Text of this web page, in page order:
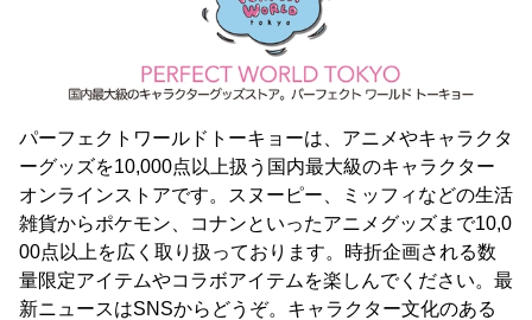
パーフェクトワールドトーキョーは、アニメやキャラクタ
ーグッズを10,000点以上扱う国内最大級のキャラクター
オンラインストアです。スヌーピー、ミッフィなどの生活
雑貨からポケモン、コナンといったアニメグッズまで10,0
00点以上を広く取り扱っております。時折企画される数
量限定アイテムやコラボアイテムを楽しんでください。最
新ニュースはSNSからどうぞ。キャラクター文化のある